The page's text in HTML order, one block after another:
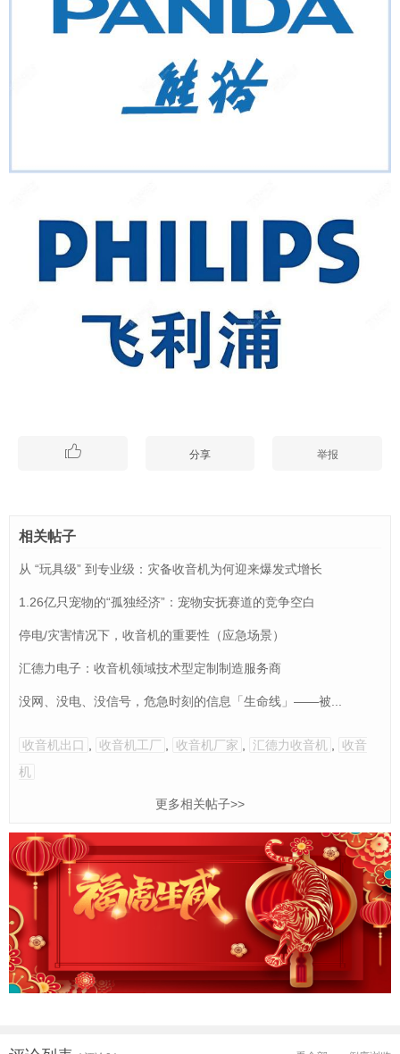
 分享 举报
相关帖子
从 “玩具级” 到专业级：灾备收音机为何迎来爆发式增长
1.26亿只宠物的“孤独经济”：宠物安抚赛道的竞争空白
停电/灾害情况下，收音机的重要性（应急场景）
汇德力电子：收音机领域技术型定制制造服务商
没网、没电、没信号，危急时刻的信息「生命线」——被...
收音机出口 收音机工厂 收音机厂家 汇德力收音机
收音
机
更多相关帖子>>